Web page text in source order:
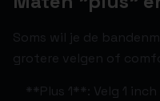
Soms wil je de
grotere velgen of
**Plus 1**: Velg 1